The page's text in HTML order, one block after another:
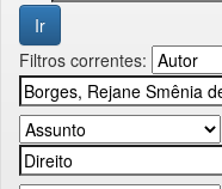
Filtros correntes: